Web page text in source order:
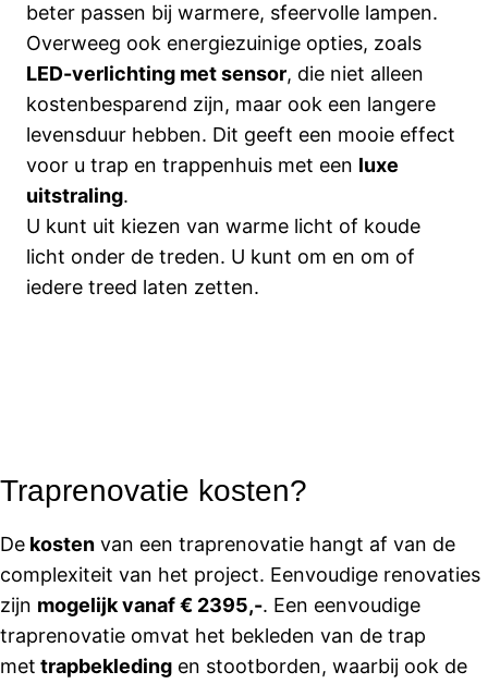
beter passen bij warmere, sfeervolle lampen.
Overweeg ook energiezuinige opties, zoals
LED-verlichting met sensor, die niet alleen
kostenbesparend zijn, maar ook een langere
levensduur hebben. Dit geeft een mooie effect
voor u trap en trappenhuis met een luxe
uitstraling.
U kunt uit kiezen van warme licht of koude
licht onder de treden. U kunt om en om of
iedere treed laten zetten.
Traprenovatie kosten?
De kosten van een traprenovatie hangt af van de
complexiteit van het project. Eenvoudige renovaties
zijn mogelijk vanaf € 2395,-. Een eenvoudige
traprenovatie omvat het bekleden van de trap
met trapbekleding en stootborden, waarbij ook de